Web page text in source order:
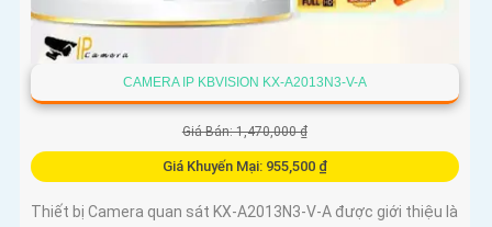
CAMERA IP KBVISION KX-A2013N3-V-A
Giá Bán: 1,470,000 ₫
Giá Khuyến Mại: 955,500 ₫
Thiết bị Camera quan sát KX-A2013N3-V-A được giới thiệu là